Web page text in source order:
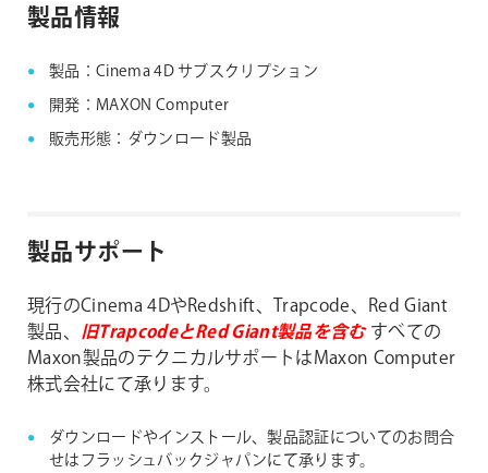
のないようにご注意ください。
製品情報
製品：Cinema 4D サブスクリプション
開発：MAXON Computer
販売形態：ダウンロード製品
製品サポート
現行のCinema 4DやRedshift、Trapcode、Red Giant
製品、 旧TrapcodeとRed Giant製品を含むすべての
Maxon製品のテクニカルサポートはMaxon Computer
株式会社にて承ります。
ダウンロードやインストール、製品認証についてのお問合
せはフラッシュバックジャパンにて承ります。